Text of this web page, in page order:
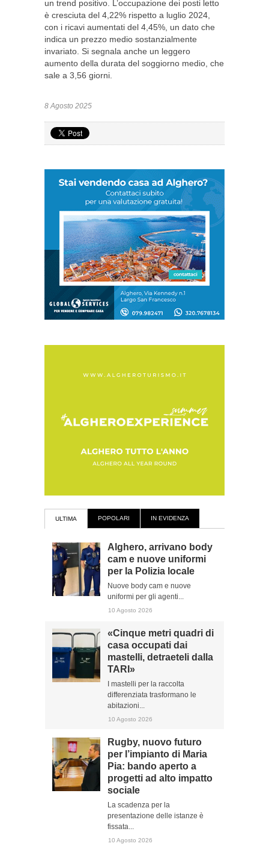
un trend positivo. L’occupazione dei posti letto
è cresciuta del 4,22% rispetto a luglio 2024,
con i ricavi aumentati del 4,45%, un dato che
indica un prezzo medio sostanzialmente
invariato. Si segnala anche un leggero
aumento della durata del soggiorno medio, che
sale a 3,56 giorni.
8 Agosto 2025
ULTIMA POPOLARI IN EVIDENZA
Alghero, arrivano body
cam e nuove uniformi
per la Polizia locale
Nuove body cam e nuove
uniformi per gli agenti...
10 Agosto 2026
«Cinque metri quadri di
casa occupati dai
mastelli, detraeteli dalla
TARI»
I mastelli per la raccolta
differenziata trasformano le
abitazioni...
10 Agosto 2026
Rugby, nuovo futuro
per l’impianto di Maria
Pia: bando aperto a
progetti ad alto impatto
sociale
La scadenza per la
presentazione delle istanze è
fissata...
10 Agosto 2026